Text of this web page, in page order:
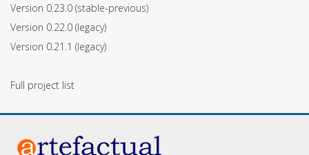
Version 0.23.0 (stable-previous)
Version 0.22.0 (legacy)
Version 0.21.1 (legacy)
Full project list